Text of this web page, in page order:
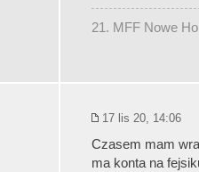
21. MFF Nowe
17 lis 20, 14:06
Czasem mam
ma konta na